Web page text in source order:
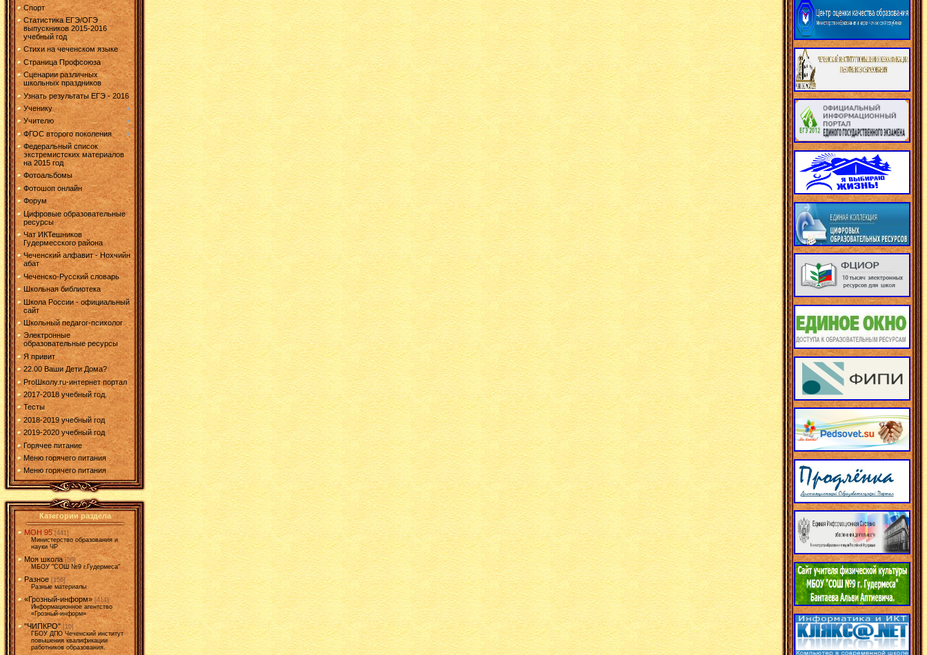
Спорт
Статистика ЕГЭ/ОГЭ
выпускников 2015-2016
учебный год
Стихи на чеченском языке
Страница Профсоюза
Сценарии различных
школьных праздников
Узнать результаты ЕГЭ - 2016
Ученику
Учителю
ФГОС второго поколения
Федеральный список
экстремистских материалов
на 2015 год
Фотоальбомы
Фотошоп онлайн
Форум
Цифровые образовательные
ресурсы
Чат ИКТешников
Гудермесского района
Чеченский алфавит - Нохчийн
абат
Чеченско-Русский словарь
Школьная библиотека
Школа России - официальный
сайт
Школьный педагог-психолог
Электронные
образовательные ресурсы
Я привит
22.00 Ваши Дети Дома?
ProШколу.ru-интернет портал
2017-2018 учебный год.
Тесты
2018-2019 учебный год
2019-2020 учебный год
Горячее питание
Меню горячего питания
Меню горячего питания
Категории раздела
МОН 95 [441]
Министерство образования и
науки ЧР
Моя школа [50]
МБОУ "СОШ №9 г.Гудермеса"
Разное [156]
Разные материалы
«Грозный-информ» [414]
Информационное агентство
«Грозный-информ»
"ЧИПКРО" [10]
ГБОУ ДПО Чеченский институт
повышения квалификации
работников образования.